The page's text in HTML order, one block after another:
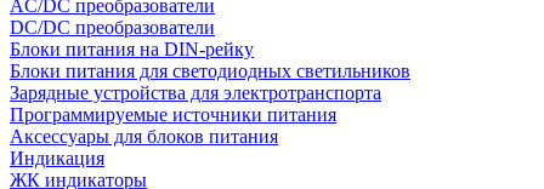
AC/DC преобразователи
DC/DC преобразователи
Блоки питания на DIN-рейку
Блоки питания для светодиодных светильников
Зарядные устройства для электротранспорта
Программируемые источники питания
Аксессуары для блоков питания
Индикация
ЖК индикаторы